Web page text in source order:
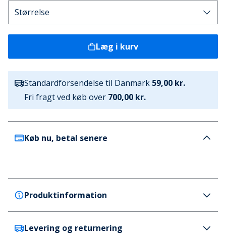
Læg i kurv
Standardforsendelse til Danmark 59,00 kr.
Fri fragt ved køb over 700,00 kr.
Køb nu, betal senere
Produktinformation
Avant Garde
Levering og returnering